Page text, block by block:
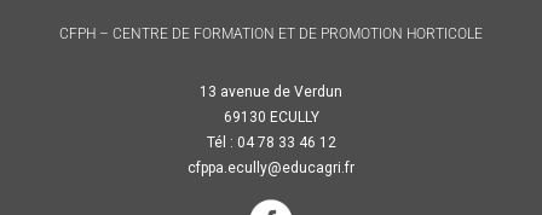
CFPH – CENTRE DE FORMATION ET DE PROMOTION HORTICOLE
13 avenue de Verdun
69130 ECULLY
Tél : 04 78 33 46 12
cfppa.ecully@educagri.fr